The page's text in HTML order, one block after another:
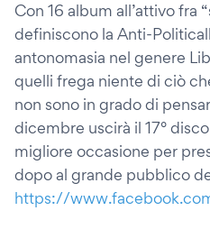
Con 16 album all’attivo fra
definiscono la Anti-
antonomasia nel genere
quelli frega niente di ciò
non sono in grado di
dicembre uscirà il 17°
migliore occasione per
dopo al grande pubblico
https://